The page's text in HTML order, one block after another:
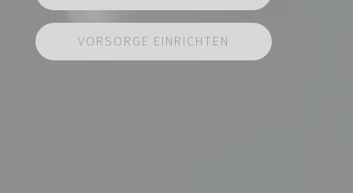
VORSORGE EINRICHTEN